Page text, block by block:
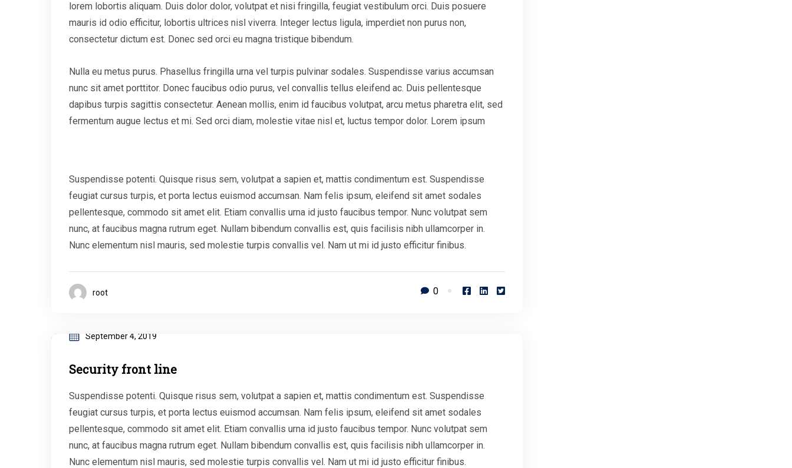
lorem lobortis aliquam. Duis dolor dolor, volutpat et nisi fringilla, feugiat vestibulum orci. Duis posuere
mauris id odio efficitur, lobortis ultrices nisl viverra. Integer lectus ligula, imperdiet non purus non,
consectetur dictum est. Donec sed orci eu magna tristique bibendum.
Nulla eu metus purus. Phasellus fringilla urna vel turpis pulvinar sodales. Suspendisse varius accumsan
nunc sit amet porttitor. Donec faucibus odio purus, vel convallis tellus eleifend ac. Duis pellentesque
dapibus turpis sagittis consectetur. Aenean mollis, enim id faucibus volutpat, arcu metus pharetra elit, sed
fermentum augue lectus et mi. Sed orci diam, molestie vitae nisl et, luctus tempor dolor. Lorem ipsum
Suspendisse potenti. Quisque risus sem, volutpat a sapien et, mattis condimentum est. Suspendisse
feugiat cursus turpis, et porta lectus euismod accumsan. Nam felis ipsum, eleifend sit amet sodales
pellentesque, commodo sit amet elit. Etiam convallis urna id justo faucibus tempor. Nunc volutpat sem
nunc, at faucibus magna rutrum eget. Nullam bibendum convallis est, quis facilisis nibh ullamcorper in.
Nunc elementum nisl mauris, sed molestie turpis convallis vel. Nam ut mi id justo efficitur finibus.
root 0
September 4, 2019
Security front line
Suspendisse potenti. Quisque risus sem, volutpat a sapien et, mattis condimentum est. Suspendisse
feugiat cursus turpis, et porta lectus euismod accumsan. Nam felis ipsum, eleifend sit amet sodales
pellentesque, commodo sit amet elit. Etiam convallis urna id justo faucibus tempor. Nunc volutpat sem
nunc, at faucibus magna rutrum eget. Nullam bibendum convallis est, quis facilisis nibh ullamcorper in.
Nunc elementum nisl mauris, sed molestie turpis convallis vel. Nam ut mi id justo efficitur finibus.